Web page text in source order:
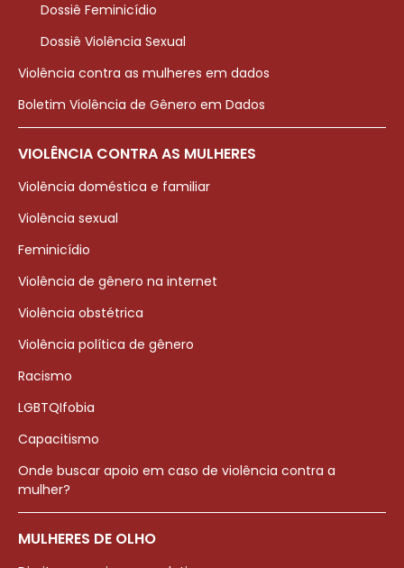
Dossiê Feminicídio
Dossiê Violência Sexual
Violência contra as mulheres em dados
Boletim Violência de Gênero em Dados
VIOLÊNCIA CONTRA AS MULHERES
Violência doméstica e familiar
Violência sexual
Feminicídio
Violência de gênero na internet
Violência obstétrica
Violência política de gênero
Racismo
LGBTQIfobia
Capacitismo
Onde buscar apoio em caso de violência contra a
mulher?
MULHERES DE OLHO